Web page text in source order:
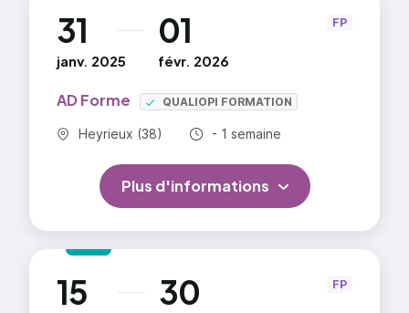
31
janv. 2025
au 01
févr. 2026
AD Forme QUALIOPI FORMATION
Commune :
Heyrieux (38) Durée totale :
- 1 semaine
FP
Plus d'informations
15
au 30 FP